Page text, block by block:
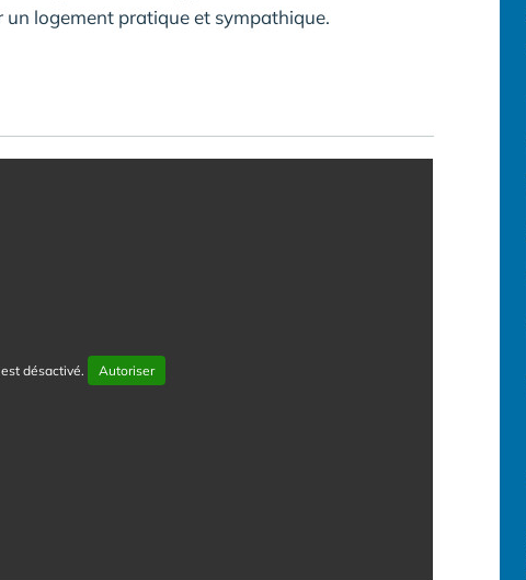
logement pratique et sympathique.
désactivé. Autoriser